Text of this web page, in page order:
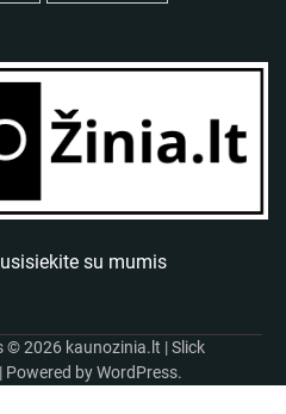
su mumis
© 2026 kaunozinia.lt | Slick
Powered byWordPress.